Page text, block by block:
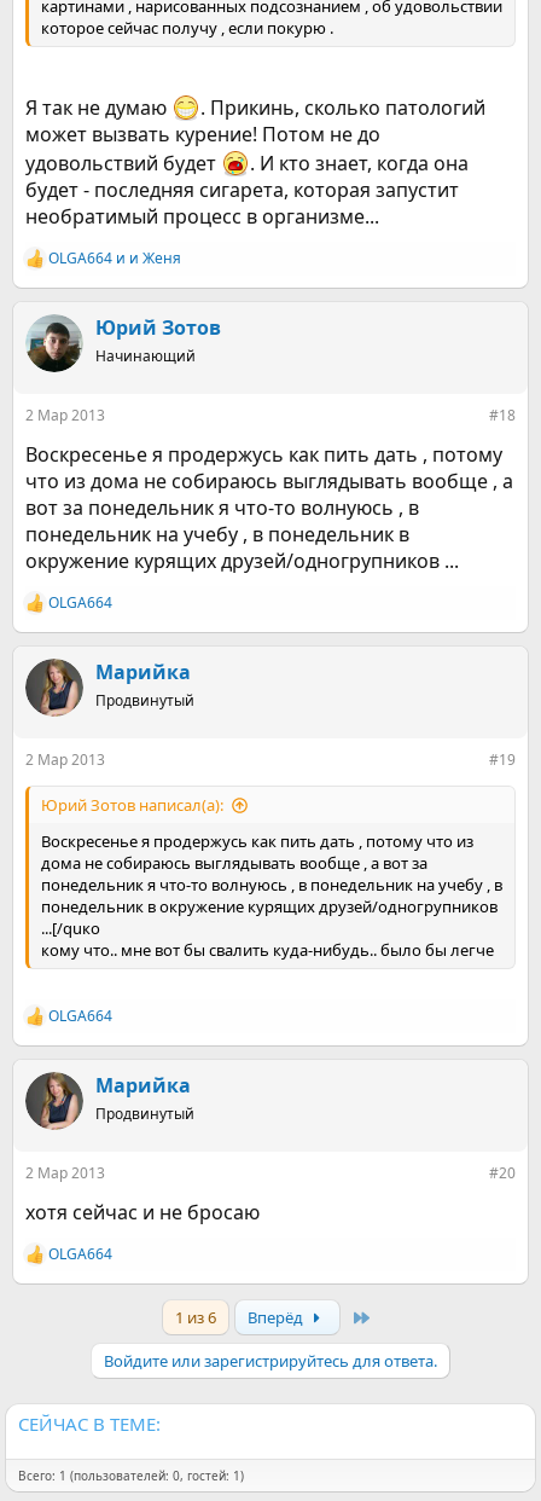
картинами , нарисованных подсознанием , об удовольствии
которое сейчас получу , если покурю .
Я так не думаю
. Прикинь, сколько патологий
может вызвать курение! Потом не до
удовольствий будет
. И кто знает, когда она
будет - последняя сигарета, которая запустит
необратимый процесс в организме...
Р
е
к
ц
и
OLGA664 и и Женя
Юрий Зотов
Начинающий
2 Мар 2013 #18
Воскресенье я продержусь как пить дать , потому
что из дома не собираюсь выглядывать вообще , а
вот за понедельник я что-то волнуюсь , в
понедельник на учебу , в понедельник в
окружение курящих друзей/одногрупников ...
Р
е
к
ц
и
OLGA664
Марийка
Продвинутый
2 Мар 2013 #19
Юрий Зотов написал(а):
Воскресенье я продержусь как пить дать , потому что из
дома не собираюсь выглядывать вообще , а вот за
понедельник я что-то волнуюсь , в понедельник на учебу , в
понедельник в окружение курящих друзей/одногрупников
...[/quко
кому что.. мне вот бы свалить куда-нибудь.. было бы легче
Р
е
к
ц
и
OLGA664
Марийка
Продвинутый
2 Мар 2013 #20
хотя сейчас и не бросаю
Р
е
OLGA664
1 из 6 Вперёд
Войдите или зарегистрируйтесь для ответа.
СЕЙЧАС В ТЕМЕ:
Всего: 1 (пользователей: 0, гостей: 1)